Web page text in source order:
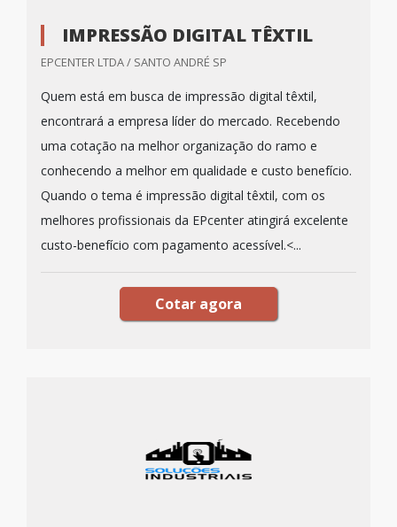
IMPRESSÃO DIGITAL TÊXTIL
EPCENTER LTDA / SANTO ANDRÉ SP
Quem está em busca de impressão digital têxtil,
encontrará a empresa líder do mercado. Recebendo
uma cotação na melhor organização do ramo e
conhecendo a melhor em qualidade e custo benefício.
Quando o tema é impressão digital têxtil, com os
melhores profissionais da EPcenter atingirá excelente
custo-benefício com pagamento acessível.<...
Cotar agora